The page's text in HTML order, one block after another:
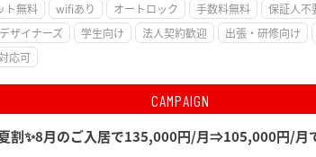
ト無料 wifiあり オートロック 手数料無料 保証人不
デザイナーズ 学生向け 法人契約歓迎 出張・研修向け
応可
CAMPAIGN
割✨8月のご入居で135,000円/月⇒105,000円/月